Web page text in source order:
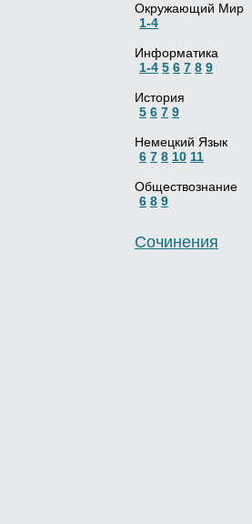
Окружающий Мир
1-4
Информатика
1-4 5 6 7 8 9
История
5 6 7 9
Немецкий Язык
6 7 8 10 11
Обществознание
6 8 9
Сочинения